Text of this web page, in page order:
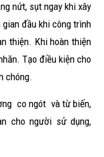
nứt, sụt ngay khi xây
đầu khi công trình
thiện. Khi hoàn thiện
Tạo điều kiện cho
chóng.
co ngót và từ biến,
cho người sử dụng,